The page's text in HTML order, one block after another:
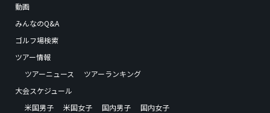
動画
みんなのQ&A
ゴルフ場検索
ツアー情報
ツアーニュース
ツアーランキング
大会スケジュール
米国男子
米国女子 国内男子
国内女子